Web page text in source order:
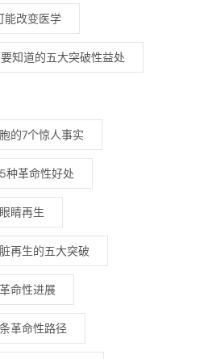
能改变医学
知道的五大突破性益处
的7个惊人事实
种革命性好处
睛再生
再生的五大突破
命性进展
革命性路径